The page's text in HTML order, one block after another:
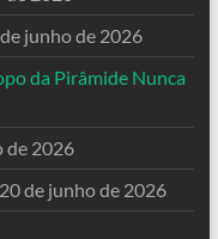
junho de 2026
da Pirâmide Nunca
de 2026
20 de junho de 2026